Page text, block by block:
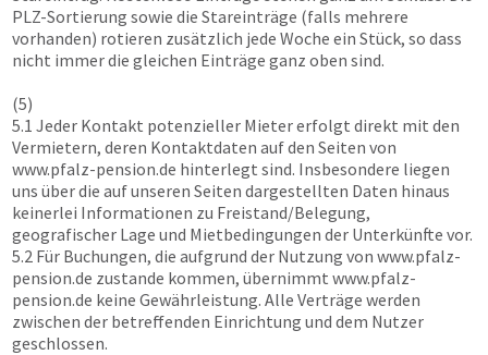
PLZ-Sortierung sowie die Stareinträge (falls mehrere
vorhanden) rotieren zusätzlich jede Woche ein Stück, so dass
nicht immer die gleichen Einträge ganz oben sind.
(5)
5.1 Jeder Kontakt potenzieller Mieter erfolgt direkt mit den
Vermietern, deren Kontaktdaten auf den Seiten von
www.pfalz-pension.de hinterlegt sind. Insbesondere liegen
uns über die auf unseren Seiten dargestellten Daten hinaus
keinerlei Informationen zu Freistand/Belegung,
geografischer Lage und Mietbedingungen der Unterkünfte vor.
5.2 Für Buchungen, die aufgrund der Nutzung von www.pfalz-
pension.de zustande kommen, übernimmt www.pfalz-
pension.de keine Gewährleistung. Alle Verträge werden
zwischen der betreffenden Einrichtung und dem Nutzer
geschlossen.